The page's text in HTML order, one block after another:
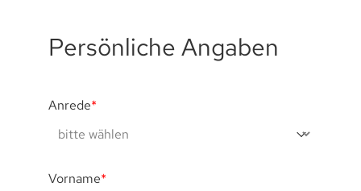
Persönliche Angaben
Anrede*
Vorname*